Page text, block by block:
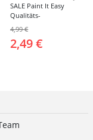
SALE Paint It Easy
Qualitäts-
klein, für Gesicht
und Körper
4,99 €
2,49 €